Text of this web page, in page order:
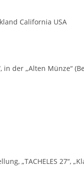
California USA
der „Alten Münze“
„TACHELES 27“,